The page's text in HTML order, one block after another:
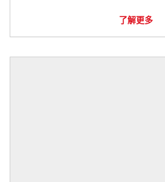
了解更多